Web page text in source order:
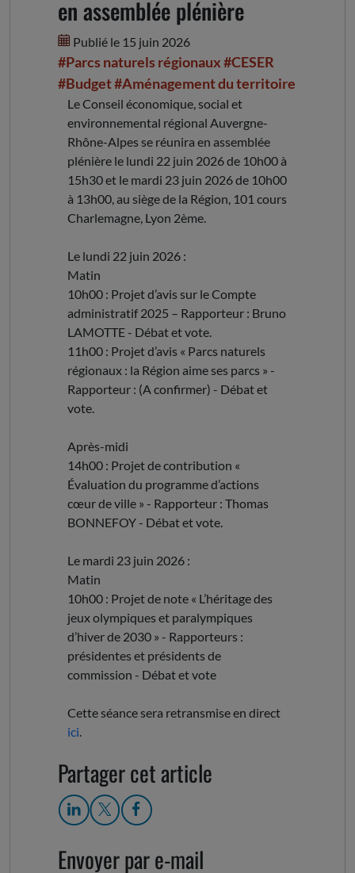
en assemblée plénière
Publié le 15 juin 2026
#Parcs naturels régionaux#CESER
#Budget#Aménagement du territoire
Le Conseil économique, social et
environnemental régional Auvergne-
Rhône-Alpes se réunira en assemblée
plénière le lundi 22 juin 2026 de 10h00 à
15h30 et le mardi 23 juin 2026 de 10h00
à 13h00, au siège de la Région, 101 cours
Charlemagne, Lyon 2ème.
Le lundi 22 juin 2026 :
Matin
10h00 : Projet d’avis sur le Compte
administratif 2025 – Rapporteur : Bruno
LAMOTTE - Débat et vote.
11h00 : Projet d’avis « Parcs naturels
régionaux : la Région aime ses parcs » -
Rapporteur : (A confirmer) - Débat et
vote.
Après-midi
14h00 : Projet de contribution «
Évaluation du programme d’actions
cœur de ville » - Rapporteur : Thomas
BONNEFOY - Débat et vote.
Le mardi 23 juin 2026 :
Matin
10h00 : Projet de note « L’héritage des
jeux olympiques et paralympiques
d’hiver de 2030 » - Rapporteurs :
présidentes et présidents de
commission - Débat et vote
Cette séance sera retransmise en direct
ici.
Partager cet article
Envoyer par e-mail